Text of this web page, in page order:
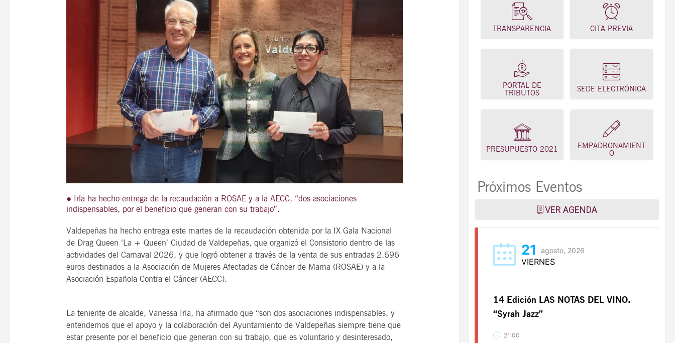
● Irla ha hecho entrega de la recaudación a ROSAE y a la AECC, “dos asociaciones
indispensables, por el beneficio que generan con su trabajo”.
Valdepeñas ha hecho entrega este martes de la recaudación obtenida por la IX Gala Nacional
de Drag Queen ‘La + Queen’ Ciudad de Valdepeñas, que organizó el Consistorio dentro de las
actividades del Carnaval 2026, y que logró obtener a través de la venta de sus entradas 2.696
euros destinados a la Asociación de Mujeres Afectadas de Cáncer de Mama (ROSAE) y a la
Asociación Española Contra el Cáncer (AECC).
La teniente de alcalde, Vanessa Irla, ha afirmado que “son dos asociaciones indispensables, y
entendemos que el apoyo y la colaboración del Ayuntamiento de Valdepeñas siempre tiene que
estar presente por el beneficio que generan con su trabajo, que es voluntario y desinteresado,
TRANSPARENCIA CITA PREVIA
PORTAL DE
TRIBUTOS
SEDE ELECTRÓNICA
PRESUPUESTO 2021
EMPADRONAMIENT
O
Próximos Eventos
VER AGENDA
21 agosto, 2026
VIERNES
“Syrah Jazz”
21:00
21 agosto, 2026
VIERNES
“Syrah Jazz”
21:00
21 agosto, 2026
VIERNES
14 Edición LAS NOTAS DEL VINO.
“Syrah Jazz”
21:00